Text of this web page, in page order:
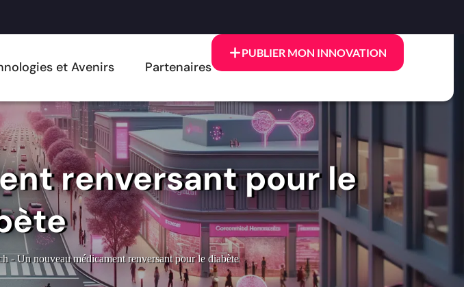
et Avenirs Partenaires
PUBLIER MON INNOVATION
renversant pour le
- Un nouveau médicament renversant pour le diabète